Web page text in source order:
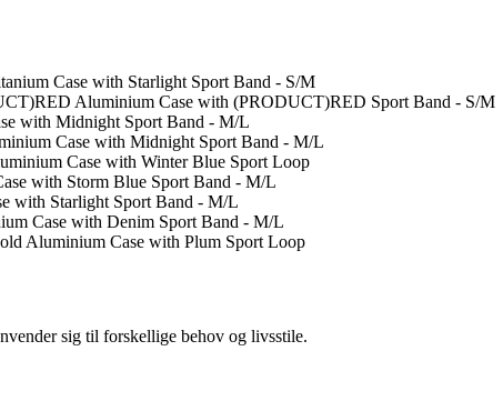
Case with Starlight Sport Band - S/M
Aluminium Case with (PRODUCT)RED Sport Band - S/M
with Midnight Sport Band - M/L
Case with Midnight Sport Band - M/L
Case with Winter Blue Sport Loop
with Storm Blue Sport Band - M/L
with Starlight Sport Band - M/L
Case with Denim Sport Band - M/L
Aluminium Case with Plum Sport Loop
sig til forskellige behov og livsstile.